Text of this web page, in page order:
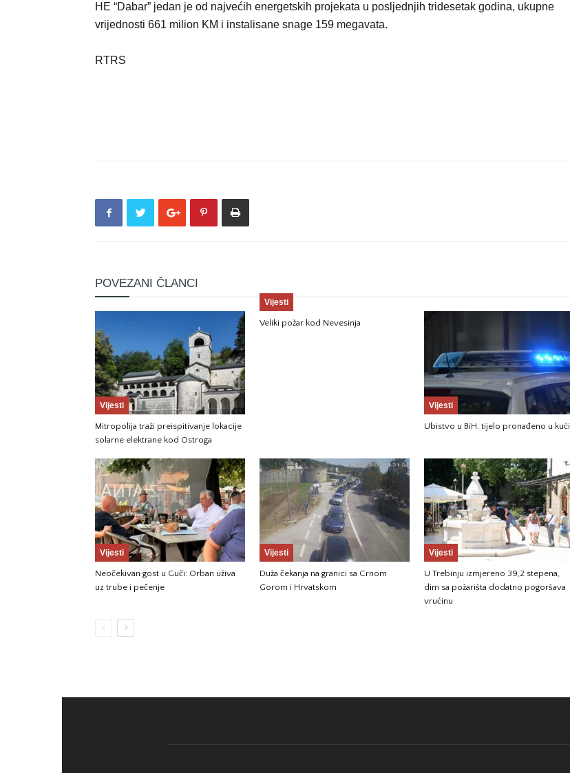
HE “Dabar” jedan je od najvećih energetskih projekata u posljednjih tridesetak godina, ukupne
vrijednosti 661 milion KM i instalisane snage 159 megavata.
RTRS
POVEZANI ČLANCI
Vijesti
Mitropolija traži preispitivanje lokacije
solarne elektrane kod Ostroga
Vijesti
Veliki požar kod Nevesinja
Vijesti
Ubistvo u BiH, tijelo pronađeno u kući
Vijesti
Neočekivan gost u Guči: Orban uživa
uz trube i pečenje
Vijesti
Duža čekanja na granici sa Crnom
Gorom i Hrvatskom
Vijesti
U Trebinju izmjereno 39,2 stepena,
dim sa požarišta dodatno pogoršava
vrućinu